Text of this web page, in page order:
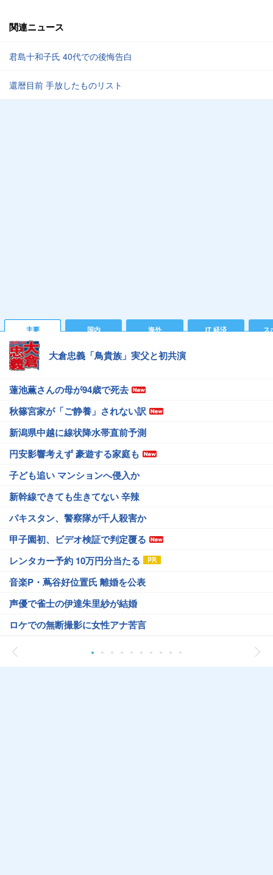
関連ニュース
君島十和子氏 40代での後悔告白
還暦目前 手放したものリスト
主要 国内 海外 IT 経済 ス
大倉忠義「鳥貴族」実父と初共演
蓮池薫さんの母が94歳で死去
秋篠宮家が「ご静養」されない訳
新潟県中越に線状降水帯直前予測
円安影響考えず 豪遊する家庭も
子ども追い マンションへ侵入か
新幹線できても生きてない 辛辣
パキスタン、警察隊が千人殺害か
甲子園初、ビデオ検証で判定覆る
レンタカー予約 10万円分当たる
音楽P・蔦谷好位置氏 離婚を公表
声優で雀士の伊達朱里紗が結婚
ロケでの無断撮影に女性アナ苦言